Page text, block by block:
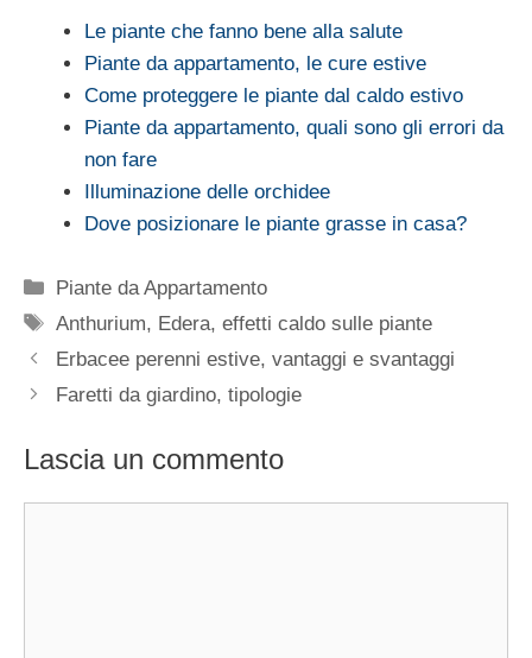
Le piante che fanno bene alla salute
Piante da appartamento, le cure estive
Come proteggere le piante dal caldo estivo
Piante da appartamento, quali sono gli errori da
non fare
Illuminazione delle orchidee
Dove posizionare le piante grasse in casa?
Categorie
Piante da Appartamento
Tag
Anthurium, Edera,effetti caldo sulle piante
Erbacee perenni estive, vantaggi e svantaggi
Faretti da giardino, tipologie
Lascia un commento